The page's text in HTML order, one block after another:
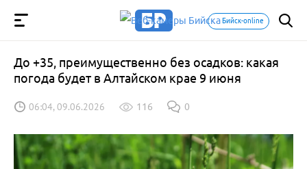
Бийск-online
До +35, преимущественно без осадков: какая
погода будет в Алтайском крае 9 июня
06:04, 09.06.2026 116 0